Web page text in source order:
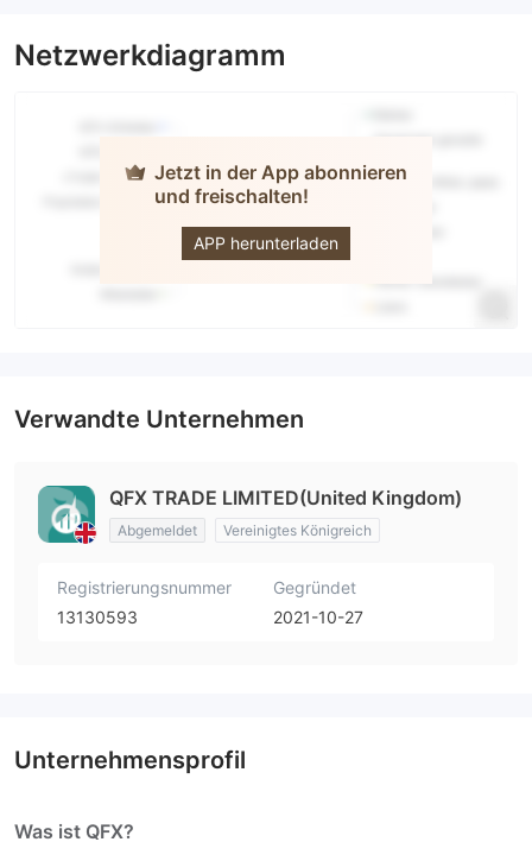
Netzwerkdiagramm
Jetzt in der App abonnieren
und freischalten!
APP herunterladen
Verwandte Unternehmen
QFX TRADE LIMITED(United Kingdom)
Abgemeldet Vereinigtes Königreich
Registrierungsnummer
13130593
Gegründet
2021-10-27
Unternehmensprofil
Was ist QFX?